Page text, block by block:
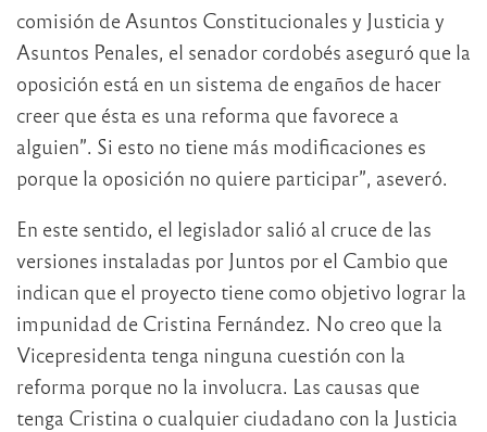
comisión de Asuntos Constitucionales y Justicia y
Asuntos Penales, el senador cordobés aseguró que la
oposición está en un sistema de engaños de hacer
creer que ésta es una reforma que favorece a
alguien”. Si esto no tiene más modificaciones es
porque la oposición no quiere participar”, aseveró.
En este sentido, el legislador salió al cruce de las
versiones instaladas por Juntos por el Cambio que
indican que el proyecto tiene como objetivo lograr la
impunidad de Cristina Fernández. No creo que la
Vicepresidenta tenga ninguna cuestión con la
reforma porque no la involucra. Las causas que
tenga Cristina o cualquier ciudadano con la Justicia